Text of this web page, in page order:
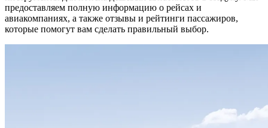
предоставляем полную информацию о рейсах и
авиакомпаниях, а также отзывы и рейтинги пассажиров,
которые помогут вам сделать правильный выбор.